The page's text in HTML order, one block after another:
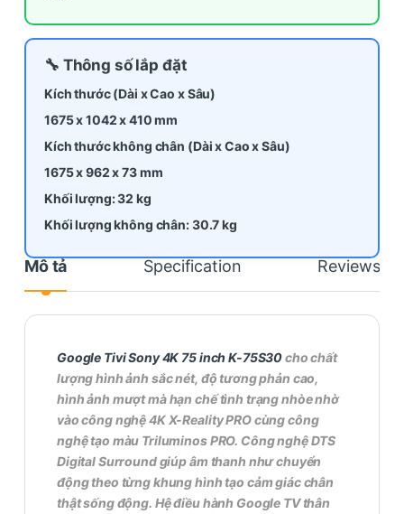
🔧 Thông số lắp đặt
Kích thước (Dài x Cao x Sâu)
1675 x 1042 x 410 mm
Kích thước không chân (Dài x Cao x Sâu)
1675 x 962 x 73 mm
Khối lượng:32 kg
Khối lượng không chân:30.7 kg
Mô tả Specification Reviews
Google Tivi Sony 4K 75 inch K-75S30cho chất
lượng hình ảnh sắc nét, độ tương phản cao,
hình ảnh mượt mà hạn chế tình trạng nhòe nhờ
vào công nghệ 4K X-Reality PRO cùng công
nghệ tạo màu Triluminos PRO. Công nghệ DTS
Digital Surround giúp âm thanh như chuyển
động theo từng khung hình tạo cảm giác chân
thật sống động. Hệ điều hành Google TV thân